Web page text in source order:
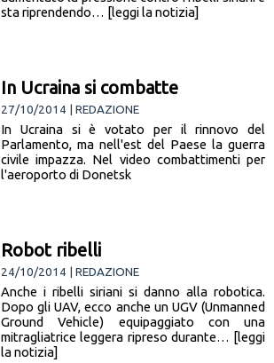
sta riprendendo… [leggi la notizia]
In Ucraina si combatte
27/10/2014 | REDAZIONE
In Ucraina si è votato per il rinnovo del
Parlamento, ma nell'est del Paese la guerra
civile impazza. Nel video combattimenti per
l'aeroporto di Donetsk
Robot ribelli
24/10/2014 | REDAZIONE
Anche i ribelli siriani si danno alla robotica.
Dopo gli UAV, ecco anche un UGV (Unmanned
Ground Vehicle) equipaggiato con una
mitragliatrice leggera ripreso durante… [leggi
la notizia]